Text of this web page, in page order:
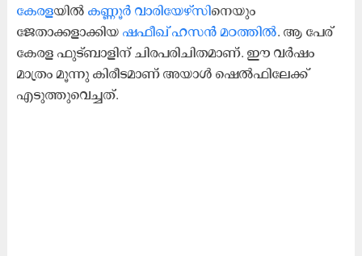
കേരളയില്‍ കണ്ണൂര്‍ വാരിയേഴ്‌സിനെയും
ജേതാക്കളാക്കിയ ഷഫീഖ് ഹസന്‍ മഠത്തിൽ. ആ പേര്
കേരള ഫുട്ബാളിന് ചിരപരിചിതമാണ്. ഈ വര്‍ഷം
മാത്രം മൂന്നു കിരീടമാണ് അയാൾ ഷെല്‍ഫിലേക്ക്
എടുത്തുവെച്ചത്.